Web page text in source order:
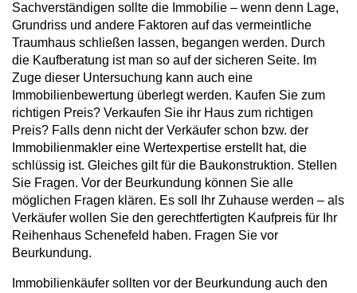
Sachverständigen sollte die Immobilie – wenn denn Lage,
Grundriss und andere Faktoren auf das vermeintliche
Traumhaus schließen lassen, begangen werden. Durch
die Kaufberatung ist man so auf der sicheren Seite. Im
Zuge dieser Untersuchung kann auch eine
Immobilienbewertung überlegt werden. Kaufen Sie zum
richtigen Preis? Verkaufen Sie ihr Haus zum richtigen
Preis? Falls denn nicht der Verkäufer schon bzw. der
Immobilienmakler eine Wertexpertise erstellt hat, die
schlüssig ist. Gleiches gilt für die Baukonstruktion. Stellen
Sie Fragen. Vor der Beurkundung können Sie alle
möglichen Fragen klären. Es soll Ihr Zuhause werden – als
Verkäufer wollen Sie den gerechtfertigten Kaufpreis für Ihr
Reihenhaus Schenefeld haben. Fragen Sie vor
Beurkundung.
Immobilienkäufer sollten vor der Beurkundung auch den